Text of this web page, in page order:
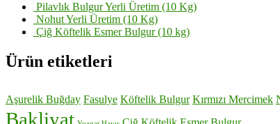
Pilavlık Bulgur Yerli Üretim (10 Kg)
Nohut Yerli Üretim (10 Kg)
Çiğ Köftelik Esmer Bulgur (10 kg)
Ürün etiketleri
Aşurelik Buğday Fasulye Köftelik Bulgur Kırmızı Mercimek
Bakliyat